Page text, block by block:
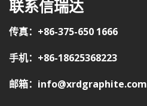
联系信瑞达
传真：+86-375-650 1666
手机：+86-18625368223
邮箱：info@xrdgraphite.com